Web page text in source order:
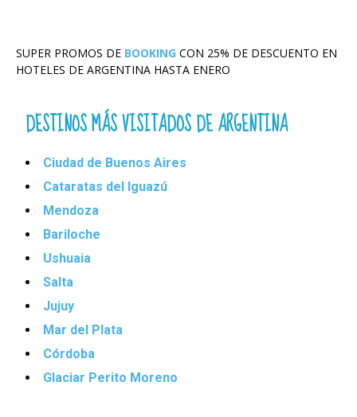
SUPER PROMOS DE BOOKING CON 25% DE DESCUENTO EN
HOTELES DE ARGENTINA HASTA ENERO
DESTINOS MÁS VISITADOS DE ARGENTINA
Ciudad de Buenos Aires
Cataratas del Iguazú
Mendoza
Bariloche
Ushuaia
Salta
Jujuy
Mar del Plata
Córdoba
Glaciar Perito Moreno